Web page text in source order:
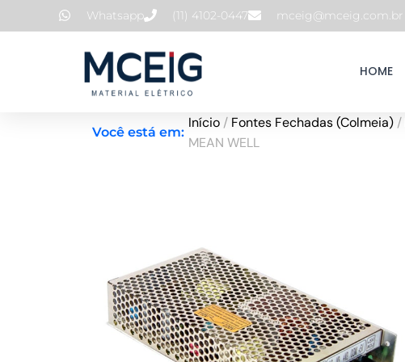
para
Whatsapp (11) 4102-0447 mceig@mceig.com.br
HOME
Você está em:
Início / Fontes Fechadas (Colmeia) /
MEAN WELL